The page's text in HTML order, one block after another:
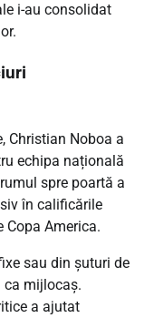
i-au consolidat
Christian Noboa a
echipa națională
spre poartă a
în calificările
Copa America.
sau din șuturi de
ca mijlocaș.
a ajutat